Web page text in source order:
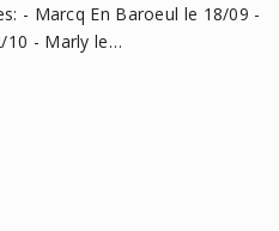
- Marcq En Baroeul le 18/09 -
10 - Marly le…